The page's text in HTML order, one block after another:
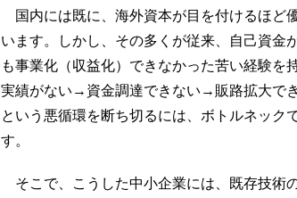
国内には既に、海外資本が目を付けるほど
います。しかし、その多くが従来、自己資金
も事業化（収益化）できなかった苦い経験
実績がない→資金調達できない→販路拡大で
という悪循環を断ち切るには、ボトルネック
す。
そこで、こうした中小企業には、既存技術